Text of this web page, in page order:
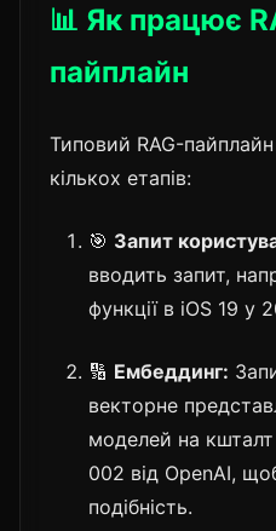
📊 Як працює
пайплайн
Типовий RAG-
кількох етапів:
🎯 Запит
вводить запит,
функції в iOS 19 у
🔢 Ембеддинг:
векторне
моделей на
002 від OpenAI,
подібність.